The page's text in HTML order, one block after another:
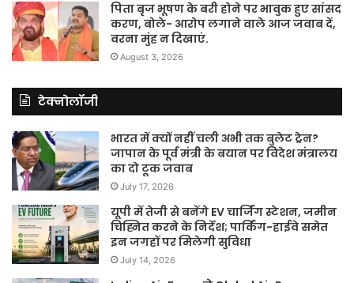
पिता बृज भूषण के बरी होने पर भावुक हुए सांसद
करण, बोले- आरोप लगाने वाले आज जवाब दें,
वरना मुंह न दिखाएं.
August 3, 2026
टेक्नोलॉजी
भारत में क्यों नहीं चली अभी तक बुलेट ट्रेन?
जापान के पूर्व मंत्री के बयान पर विदेश मंत्रालय
का दो टूक जवाब
July 17, 2026
यूपी में तेजी से बनेंगे EV चार्जिंग स्टेशन, जमीन
चिह्नित करने के निर्देश; पार्किंग-हाईवे समेत
इन जगहों पर मिलेगी सुविधा
July 14, 2026